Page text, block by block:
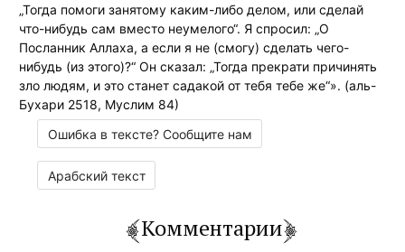
„Тогда помоги занятому каким-либо делом, или сделай
что-нибудь сам вместо неумелого“. Я спросил: „О
Посланник Аллаха, а если я не (смогу) сделать чего-
нибудь (из этого)?“ Он сказал: „Тогда прекрати причинять
зло людям, и это станет садакой от тебя тебе же“». (аль-
Бухари 2518, Муслим 84)
Ошибка в тексте? Сообщите нам
Арабский текст
Комментарии